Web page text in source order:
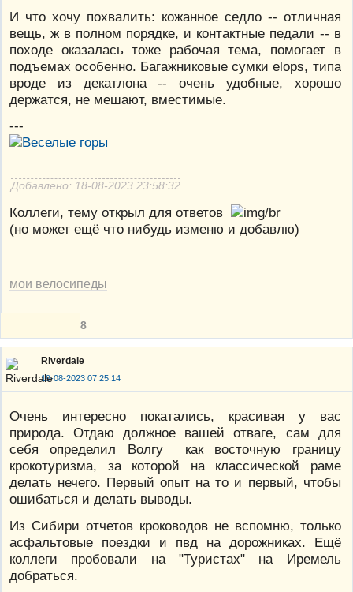
И что хочу похвалить: кожанное седло -- отличная
вещь, ж в полном порядке, и контактные педали -- в
походе оказалась тоже рабочая тема, помогает в
подъемах особенно. Багажниковые сумки elops, типа
вроде из декатлона -- очень удобные, хорошо
держатся, не мешают, вместимые.
---
Добавлено: 18-08-2023 23:58:32
Коллеги, тему открыл для ответов
(но может ещё что нибудь изменю и добавлю)
мои велосипеды
8
Riverdale
19-08-2023 07:25:14
Очень интересно покатались, красивая у вас
природа. Отдаю должное вашей отваге, сам для
себя определил Волгу как восточную границу
крокотуризма, за которой на классической раме
делать нечего. Первый опыт на то и первый, чтобы
ошибаться и делать выводы.
Из Сибири отчетов кроководов не вспомню, только
асфальтовые поездки и пвд на дорожниках. Ещё
коллеги пробовали на "Туристах" на Иремель
добраться.